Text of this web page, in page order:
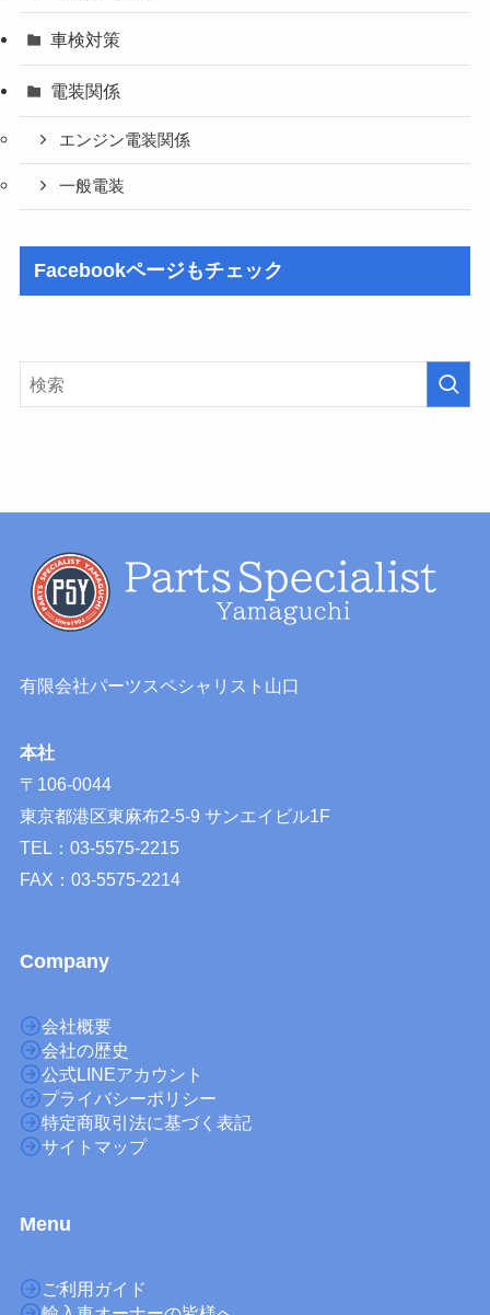
車検対策
電装関係
エンジン電装関係
一般電装
Facebookページもチェック
有限会社パーツスペシャリスト山口
本社
〒106-0044
東京都港区東麻布2-5-9 サンエイビル1F
TEL：03-5575-2215
FAX：03-5575-2214
Company
会社概要
会社の歴史
公式LINEアカウント
プライバシーポリシー
特定商取引法に基づく表記
サイトマップ
Menu
ご利用ガイド